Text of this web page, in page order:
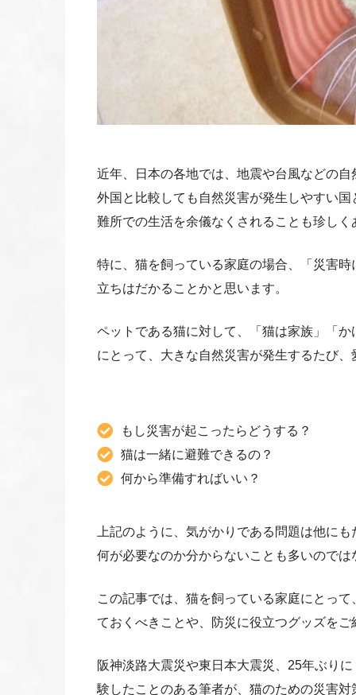
近年、日本の各地では、地震や台風などの
外国と比較しても自然災害が発生しやすい
難所での生活を余儀なくされることも珍しく
特に、猫を飼っている家庭の場合、「災害
立ちはだかることかと思います。
ペットである猫に対して、「猫は家族」「
にとって、大きな自然災害が発生するたび
もし災害が起こったらどうする？
猫は一緒に避難できるの？
何から準備すればいい？
上記のように、気がかりである問題は他に
何が必要なのか分からないことも多いのでは
この記事では、猫を飼っている家庭にとっ
ておくべきことや、防災に役立つグッズをご
阪神淡路大震災や東日本大震災、25年ぶり
験したことのある筆者が、猫のための災害